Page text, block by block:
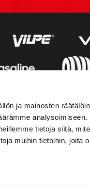
ja mainosten
tietoja siitä,
muihin tietoihin, joita